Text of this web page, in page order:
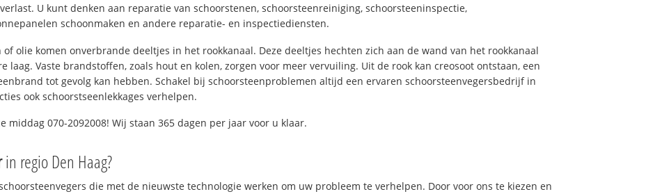
U kunt denken aan reparatie van schoorstenen, schoorsteenreiniging, schoorsteeninspectie,
schoonmaken en andere reparatie- en inspectiediensten.
olie komen onverbrande deeltjes in het rookkanaal. Deze deeltjes hechten zich aan de wand van het rookkanaal
laag. Vaste brandstoffen, zoals hout en kolen, zorgen voor meer vervuiling. Uit de rook kan creosoot ontstaan, een
tot gevolg kan hebben. Schakel bij schoorsteenproblemen altijd een ervaren schoorsteenvegersbedrijf in
ook schoorstseenlekkages verhelpen.
middag 070-2092008! Wij staan 365 dagen per jaar voor u klaar.
in regio Den Haag?
die met de nieuwste technologie werken om uw probleem te verhelpen. Door voor ons te kiezen en